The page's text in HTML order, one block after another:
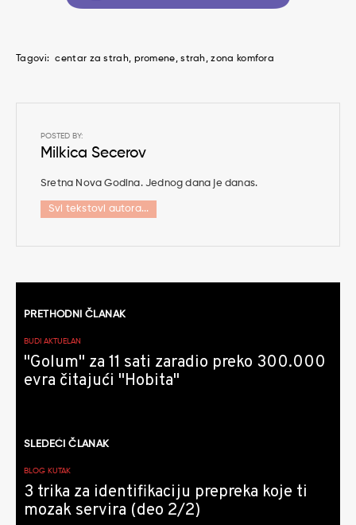
Tagovi: centar za strah promene strah zona komfora
POSTED BY:
Milkica Secerov
Sretna Nova Godina. Jednog dana je danas.
Svi tekstovi autora...
članaka
PRETHODNI ČLANAK
BUDI AKTUELAN
"Golum" za 11 sati zaradio preko 300.000
evra čitajući "Hobita"
SLEDEĆI ČLANAK
BLOG KUTAK
3 trika za identifikaciju prepreka koje ti
mozak servira (deo 2/2)